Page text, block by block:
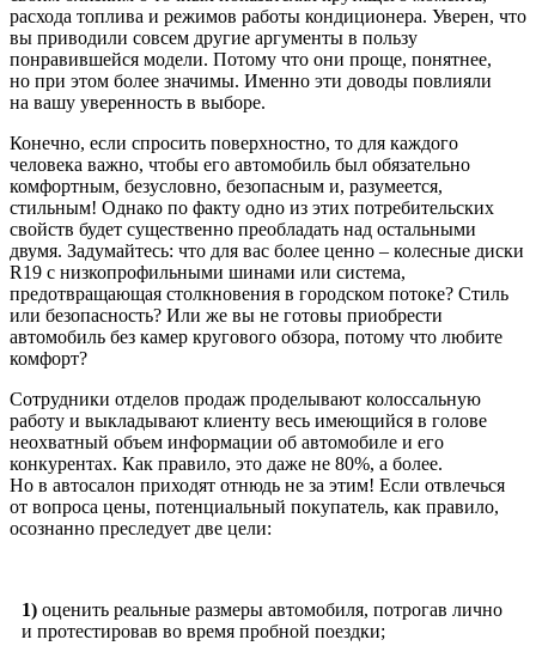
расхода топлива и режимов работы кондиционера. Уверен, что
вы приводили совсем другие аргументы в пользу
понравившейся модели. Потому что они проще, понятнее,
но при этом более значимы. Именно эти доводы повлияли
на вашу уверенность в выборе.
Конечно, если спросить поверхностно, то для каждого
человека важно, чтобы его автомобиль был обязательно
комфортным, безусловно, безопасным и, разумеется,
стильным! Однако по факту одно из этих потребительских
свойств будет существенно преобладать над остальными
двумя. Задумайтесь: что для вас более ценно – колесные диски
R19 с низкопрофильными шинами или система,
предотвращающая столкновения в городском потоке? Стиль
или безопасность? Или же вы не готовы приобрести
автомобиль без камер кругового обзора, потому что любите
комфорт?
Сотрудники отделов продаж проделывают колоссальную
работу и выкладывают клиенту весь имеющийся в голове
неохватный объем информации об автомобиле и его
конкурентах. Как правило, это даже не 80%, а более.
Но в автосалон приходят отнюдь не за этим! Если отвлечься
от вопроса цены, потенциальный покупатель, как правило,
осознанно преследует две цели:
1) оценить реальные размеры автомобиля, потрогав лично
и протестировав во время пробной поездки;